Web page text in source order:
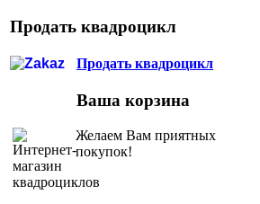
Продать квадроцикл
Продать квадроцикл
Ваша корзина
Желаем Вам приятных
покупок!